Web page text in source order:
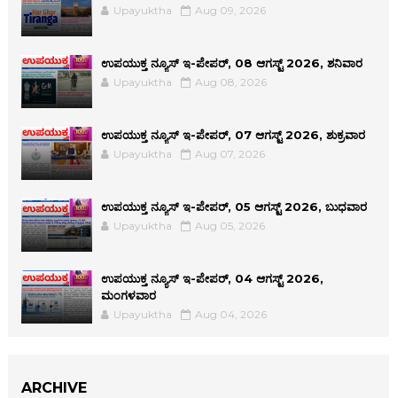
Upayuktha Aug 09, 2026
ಉಪಯುಕ್ತ ನ್ಯೂಸ್ ಇ-ಪೇಪರ್, 08 ಆಗಸ್ಟ್ 2026, ಶನಿವಾರ
Upayuktha Aug 08, 2026
ಉಪಯುಕ್ತ ನ್ಯೂಸ್ ಇ-ಪೇಪರ್, 07 ಆಗಸ್ಟ್ 2026, ಶುಕ್ರವಾರ
Upayuktha Aug 07, 2026
ಉಪಯುಕ್ತ ನ್ಯೂಸ್ ಇ-ಪೇಪರ್, 05 ಆಗಸ್ಟ್ 2026, ಬುಧವಾರ
Upayuktha Aug 05, 2026
ಉಪಯುಕ್ತ ನ್ಯೂಸ್ ಇ-ಪೇಪರ್, 04 ಆಗಸ್ಟ್ 2026,
ಮಂಗಳವಾರ
Upayuktha Aug 04, 2026
ARCHIVE